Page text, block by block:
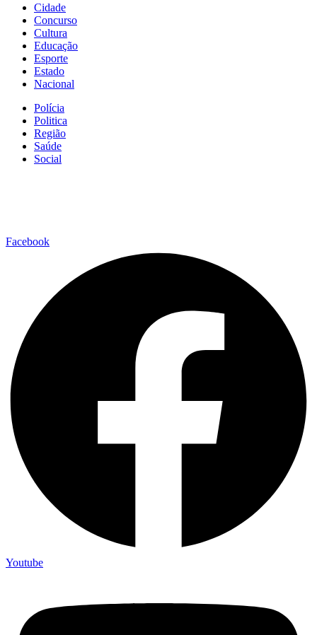
Cidade
Concurso
Cultura
Educação
Esporte
Estado
Nacional
Polícia
Politica
Região
Saúde
Social
Facebook
Youtube